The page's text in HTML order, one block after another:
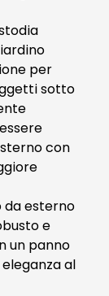
per
sotto
con
da esterno
e
un panno
al